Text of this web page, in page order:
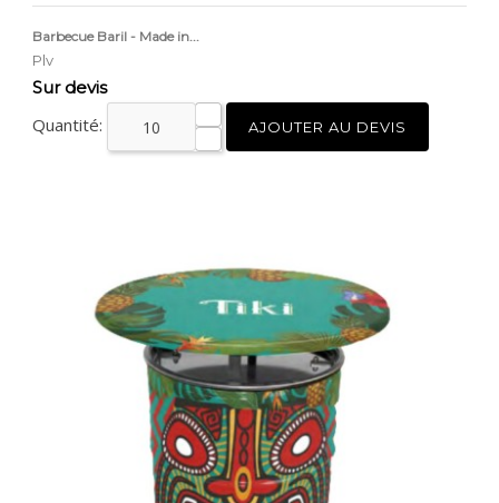
Barbecue Baril - Made in...
Plv
Prix
Sur devis
Quantité: AJOUTER AU DEVIS